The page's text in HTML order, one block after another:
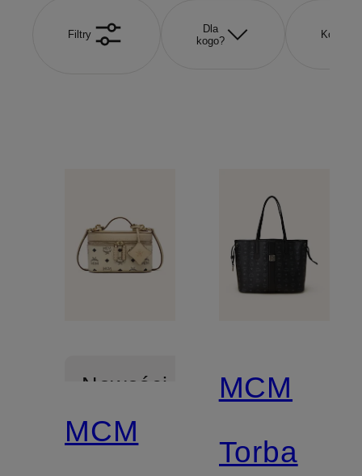
Filtry
Dla
kogo?
Kolor
Nowości
MCM
MCM
Torba